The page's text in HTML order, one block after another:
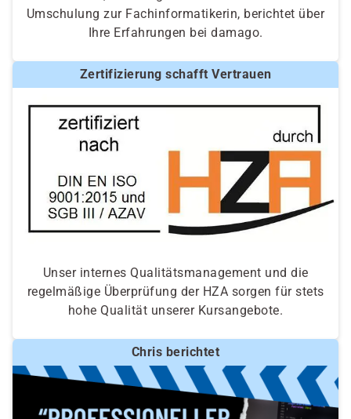
Umschulung zur Fachinformatikerin, berichtet über
Ihre Erfahrungen bei damago.
Zertifizierung schafft Vertrauen
Unser internes Qualitätsmanagement und die
regelmäßige Überprüfung der HZA sorgen für stets
hohe Qualität unserer Kursangebote.
Chris berichtet